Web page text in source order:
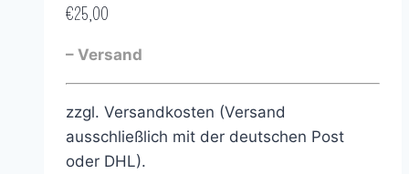
€25,00
– Versand
zzgl. Versandkosten (Versand
ausschließlich mit der deutschen Post
oder DHL).